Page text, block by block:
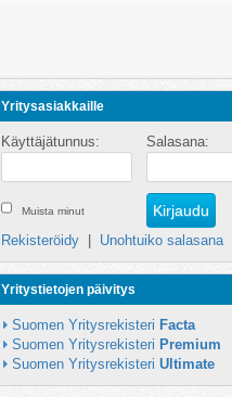
Yritysasiakkaille
Käyttäjätunnus: Salasana:
Muista minut
Rekisteröidy Unohtuiko salasana
Yritystietojen päivitys
Suomen Yritysrekisteri Facta
Suomen Yritysrekisteri Premium
Suomen Yritysrekisteri Ultimate